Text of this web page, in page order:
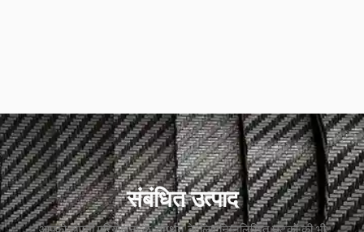
संबंधित उत्पाद